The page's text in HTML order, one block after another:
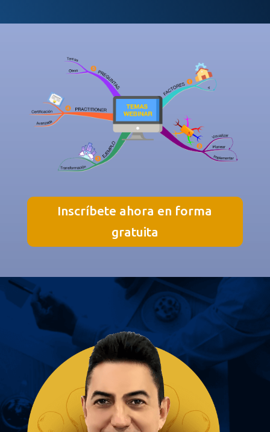
Inscríbete ahora en forma
gratuita